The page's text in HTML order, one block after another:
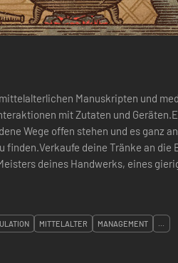
Manuskripten und
mit Zutaten und
Wege offen stehen und es ganz
finden.Verkaufe deine Tränke an die
deines Handwerks, eines
MITTELALTER MANAGEMENT ...